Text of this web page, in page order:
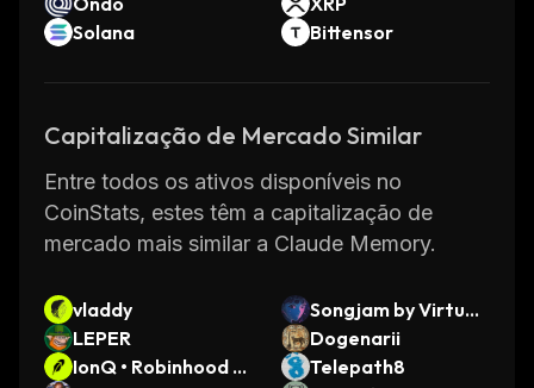
Solana
Bittensor
Capitalização de Mercado Similar
Entre todos os ativos disponíveis no
CoinStats, estes têm a capitalização de
mercado mais similar a Claude Memory.
vladdy
Songjam by Virtual
s
LEPER
Dogenarii
IonQ • Robinhood T
Telepath8